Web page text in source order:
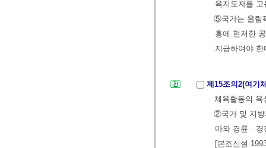
육지도자를
⑤국가는 올림
흥에 현저한
지급하여야
제15조의2(여가
체육활동의 육
②국가 및 지방
마와 경륜ㆍ
[본조신설